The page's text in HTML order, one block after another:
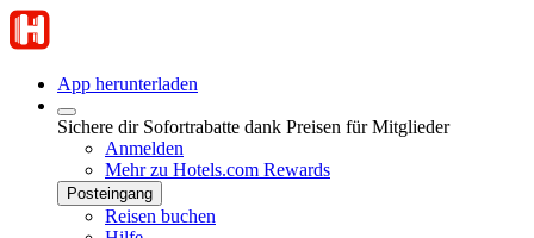
App herunterladen
Sichere dir Sofortrabatte dank Preisen für Mitglieder
Anmelden
Mehr zu Hotels.com Rewards
Posteingang
Reisen buchen